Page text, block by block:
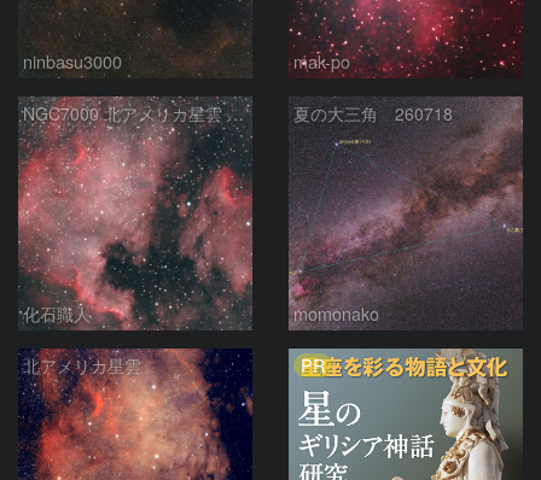
ninbasu3000 mak-po
NGC7000 北アメリカ星雲 IC5067~5070 ペリカン星雲 はくちょう座
化石職人
夏の大三角 260718
momonako
北アメリカ星雲 PR